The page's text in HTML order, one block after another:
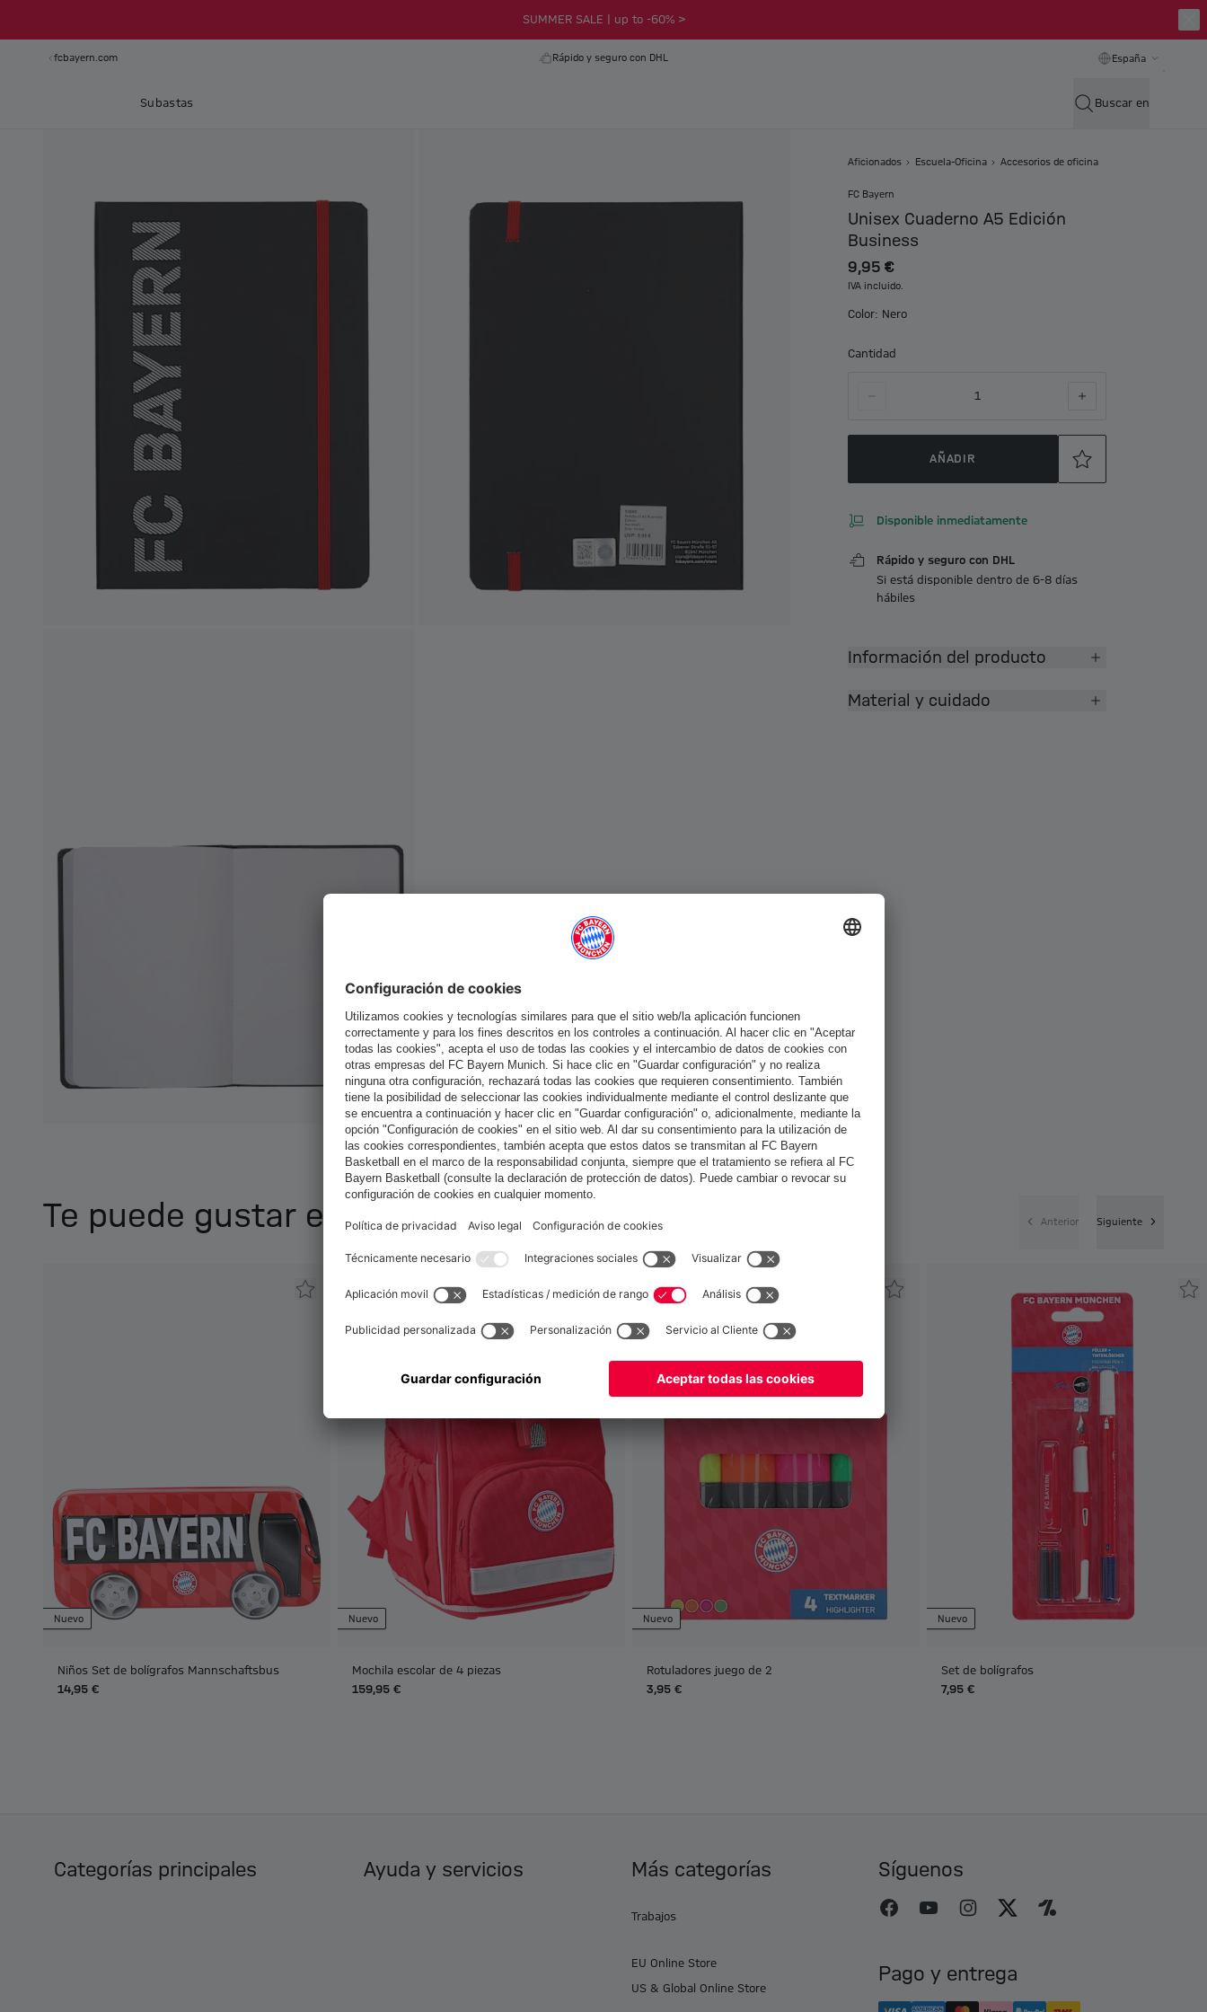
SUMMER SALE | up to -60% >
fcbayern.com Rápido y seguro con DHL España
Subastas Buscar en
Aficionados Escuela-Oficina Accesorios de oficina
FC Bayern
Unisex Cuaderno A5 Edición
Business
9,95 €
IVA incluido.
Color: Nero
Cantidad
1
AÑADIR
Disponible inmediatamente
Rápido y seguro con DHL
Si está disponible dentro de 6-8 días
hábiles
Información del producto
Material y cuidado
Te puede gustar esto también Anterior Siguiente
Nuevo
Niños Set de bolígrafos Mannschaftsbus
14,95 €
Nuevo
Mochila escolar de 4 piezas
159,95 €
Nuevo
Rotuladores juego de 2
3,95 €
Nuevo
Set de bolígrafos
7,95 €
Categorías principales Ayuda y servicios Más categorías
Trabajos
EU Online Store
US & Global Online Store
Síguenos
Pago y entrega
¿Quieres quedarte en la tiendaEspaña?
Españapara entregar allí!